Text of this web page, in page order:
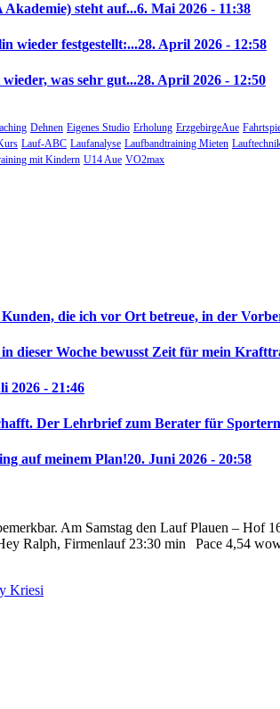
steht auf...6. Mai 2026 - 11:38
wieder festgestellt:...28. April 2026 - 12:58
was sehr gut...28. April 2026 - 12:50
Dehnen Eigenes Studio Erholung ErzgebirgeAue
Lauf-ABC Laufanalyse Laufbandtraining Mieten
mit Kindern U14 Aue VO2max
die ich vor Ort betreue, in der
dieser Woche bewusst Zeit für mein
2026 - 21:46
Der Lehrbrief zum Berater für
auf meinem Plan!20. Juni 2026 - 20:58
Am Samstag den Lauf Plauen – Hof
Ralph, Firmenlauf 23:30 min
Pace 4,54
Kriesi